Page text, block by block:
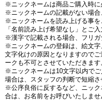
※ニックネームは商品ご購入時に
※ニックネームの記載がない場合
※ニックネームを読み上げる事
「名前読み上げ希望なし」とご入
※漢字で記載される場合、フリガ
※ニックネームの登録は、絵文
文字化けの原因となりますので
ークも不可とさせていただきます
※ニックネームは10文字以内で
場合は、スタッフの判断で短縮
※公序良俗に反するなど、ニッ
合は、お名前をお呼びいたしま